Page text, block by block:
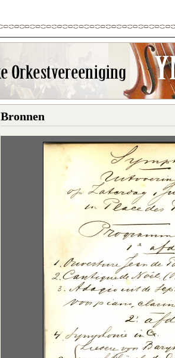
Bronnen